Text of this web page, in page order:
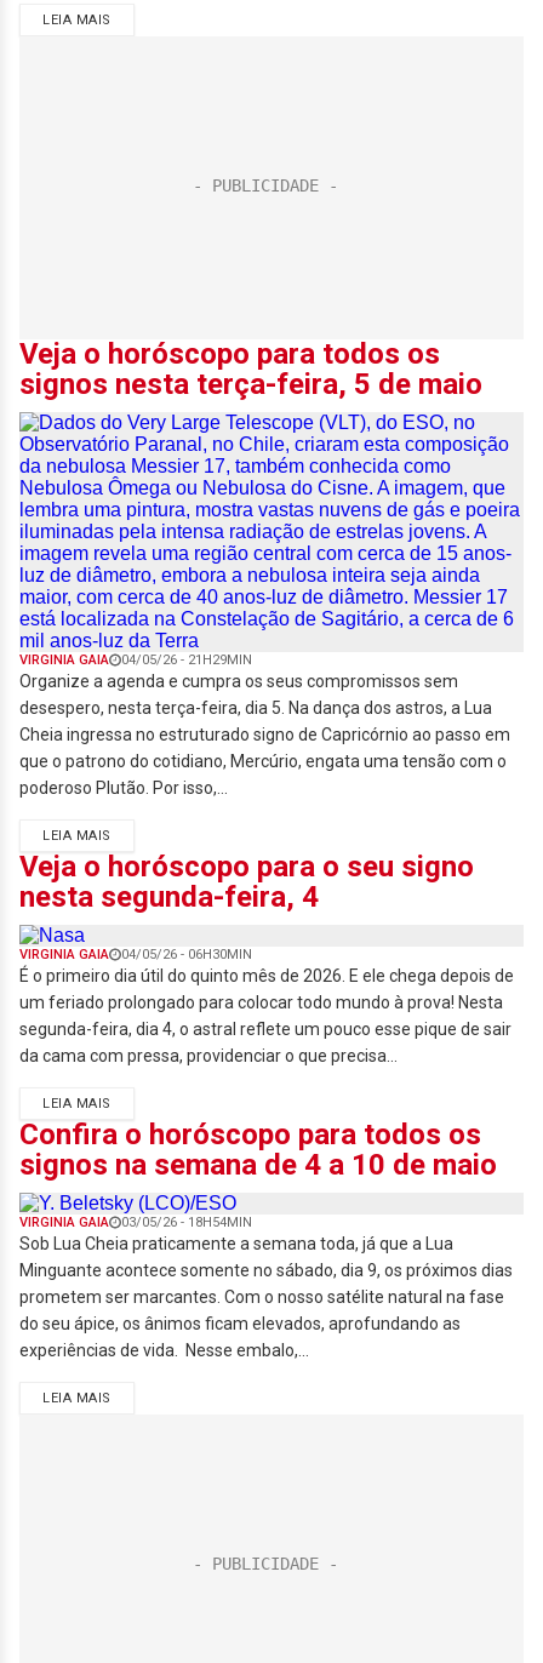
LEIA MAIS
Veja o horóscopo para todos os
signos nesta terça-feira, 5 de maio
VIRGINIA GAIA 04/05/26 - 21H29MIN
Organize a agenda e cumpra os seus compromissos sem
desespero, nesta terça-feira, dia 5. Na dança dos astros, a Lua
Cheia ingressa no estruturado signo de Capricórnio ao passo em
que o patrono do cotidiano, Mercúrio, engata uma tensão com o
poderoso Plutão. Por isso,...
LEIA MAIS
Veja o horóscopo para o seu signo
nesta segunda-feira, 4
VIRGINIA GAIA 04/05/26 - 06H30MIN
É o primeiro dia útil do quinto mês de 2026. E ele chega depois de
um feriado prolongado para colocar todo mundo à prova! Nesta
segunda-feira, dia 4, o astral reflete um pouco esse pique de sair
da cama com pressa, providenciar o que precisa...
LEIA MAIS
Confira o horóscopo para todos os
signos na semana de 4 a 10 de maio
VIRGINIA GAIA 03/05/26 - 18H54MIN
Sob Lua Cheia praticamente a semana toda, já que a Lua
Minguante acontece somente no sábado, dia 9, os próximos dias
prometem ser marcantes. Com o nosso satélite natural na fase
do seu ápice, os ânimos ficam elevados, aprofundando as
experiências de vida. Nesse embalo,...
LEIA MAIS